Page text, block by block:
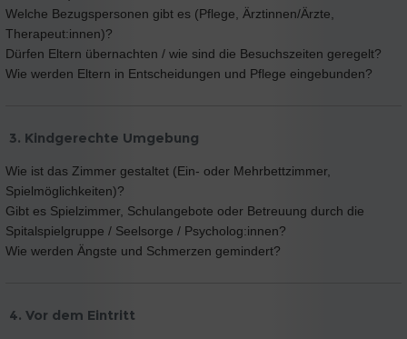
Welche Bezugspersonen gibt es (Pflege, Ärztinnen/Ärzte,
Therapeut:innen)?
Dürfen Eltern übernachten / wie sind die Besuchszeiten geregelt?
Wie werden Eltern in Entscheidungen und Pflege eingebunden?
3. Kindgerechte Umgebung
Wie ist das Zimmer gestaltet (Ein- oder Mehrbettzimmer,
Spielmöglichkeiten)?
Gibt es Spielzimmer, Schulangebote oder Betreuung durch die
Spitalspielgruppe / Seelsorge / Psycholog:innen?
Wie werden Ängste und Schmerzen gemindert?
4. Vor dem Eintritt